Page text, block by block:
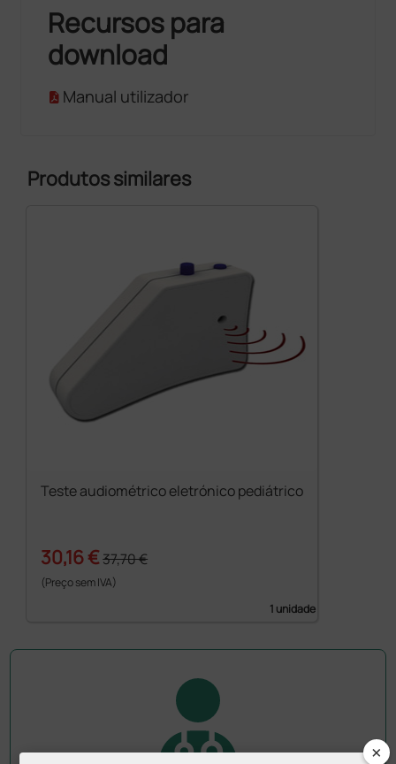
Recursos para
download
Manual utilizador
Produtos similares
Teste audiométrico eletrónico pediátrico
30,16 €37,70 €
(Preço sem IVA)
1 unidade
×